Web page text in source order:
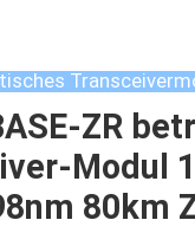
ZR
Modul
80km